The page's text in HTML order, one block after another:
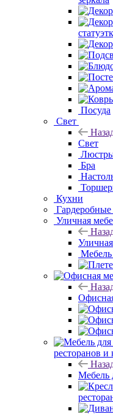
Свет
Офисная
Мебель для
Мебель
Кресла
Диваны
Стулья
В наличии